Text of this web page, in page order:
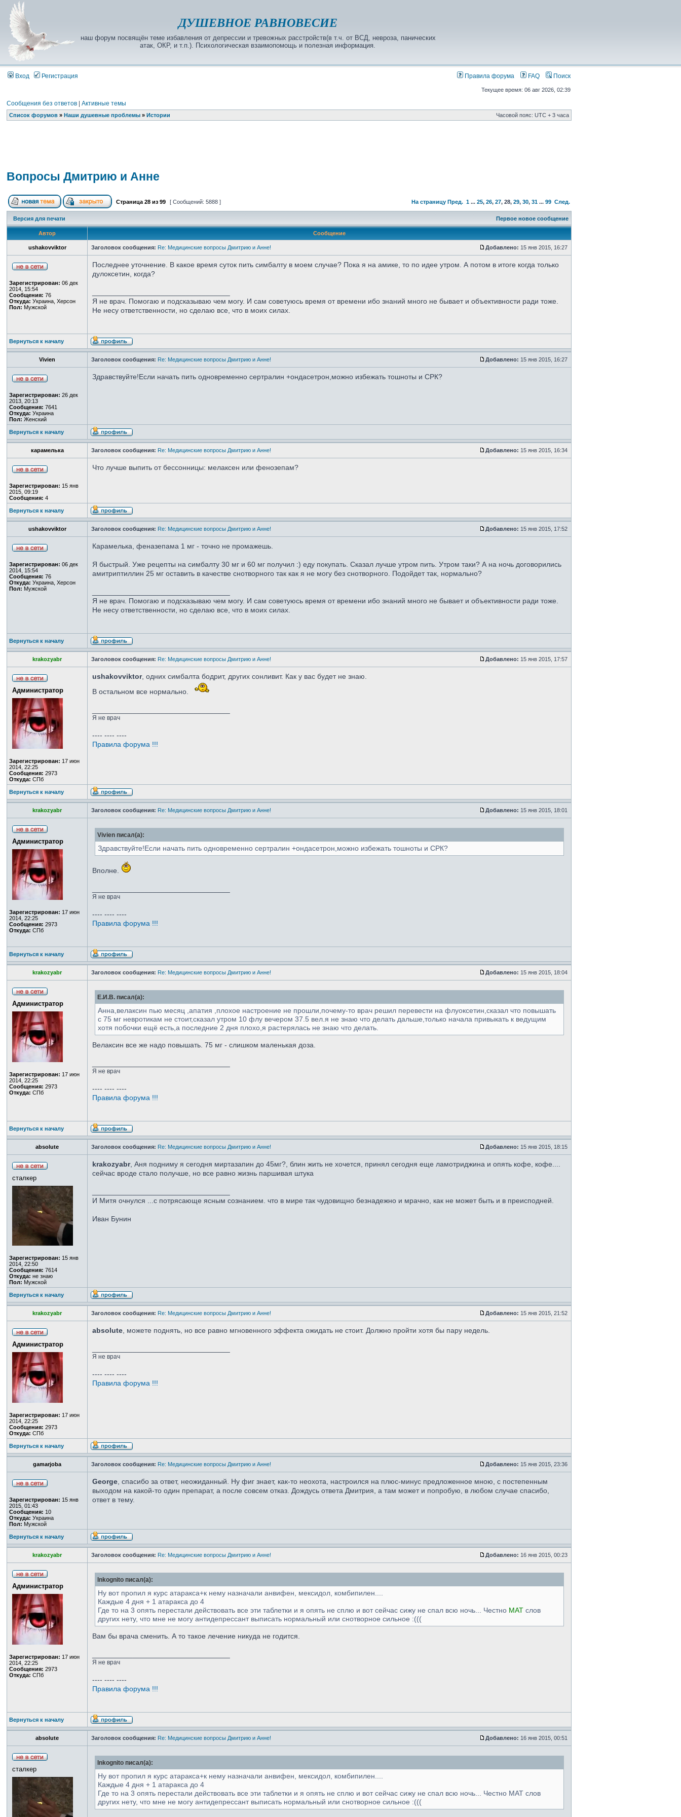
ДУШЕВНОЕ РАВНОВЕСИЕ
наш форум посвящён теме избавления от депрессии и тревожных расстройств(в т.ч. от ВСД, невроза, панических
атак, ОКР, и т.п.). Психологическая взаимопомощь и полезная информация.
Вход Регистрация Правила форума FAQ Поиск
Текущее время: 06 авг 2026, 02:39
Сообщения без ответов |Активные темы
Список форумов »Наши душевные проблемы »Истории Часовой пояс: UTC + 3 часа
Вопросы Дмитрию и Анне
Страница28 из99 [ Сообщений: 5888 ] На страницу Пред. 1 ...25,26,27,28,29,30,31 ...99 След.
Версия для печати Первое новое сообщение
Автор Сообщение
ushakovviktor Заголовок сообщения: Re: Медицинские вопросы Дмитрию и Анне! Добавлено: 15 янв 2015, 16:27
Зарегистрирован: 06 дек
2014, 15:54
Сообщения: 76
Откуда: Украина, Херсон
Пол: Мужской
Последнее уточнение. В какое время суток пить симбалту в моем случае? Пока я на амике, то по идее утром. А потом в итоге когда только
дулоксетин, когда?
Я не врач. Помогаю и подсказываю чем могу. И сам советуюсь время от времени ибо знаний много не бывает и объективности ради тоже.
Не несу ответственности, но сделаю все, что в моих силах.
Вернуться к началу
Vivien Заголовок сообщения: Re: Медицинские вопросы Дмитрию и Анне! Добавлено: 15 янв 2015, 16:27
Зарегистрирован: 26 дек
2013, 20:13
Сообщения: 7641
Откуда: Украина
Пол: Женский
Здравствуйте!Если начать пить одновременно сертралин +ондасетрон,можно избежать тошноты и СРК?
Вернуться к началу
карамелька Заголовок сообщения: Re: Медицинские вопросы Дмитрию и Анне! Добавлено: 15 янв 2015, 16:34
Зарегистрирован: 15 янв
2015, 09:19
Сообщения: 4
Что лучше выпить от бессонницы: мелаксен или фенозепам?
Вернуться к началу
ushakovviktor Заголовок сообщения: Re: Медицинские вопросы Дмитрию и Анне! Добавлено: 15 янв 2015, 17:52
Зарегистрирован: 06 дек
2014, 15:54
Сообщения: 76
Откуда: Украина, Херсон
Пол: Мужской
Карамелька, феназепама 1 мг - точно не промажешь.
Я быстрый. Уже рецепты на симбалту 30 мг и 60 мг получил :) еду покупать. Сказал лучше утром пить. Утром таки? А на ночь договорились
амитриптиллин 25 мг оставить в качестве снотворного так как я не могу без снотворного. Подойдет так, нормально?
Я не врач. Помогаю и подсказываю чем могу. И сам советуюсь время от времени ибо знаний много не бывает и объективности ради тоже.
Не несу ответственности, но сделаю все, что в моих силах.
Вернуться к началу
krakozyabr Заголовок сообщения: Re: Медицинские вопросы Дмитрию и Анне! Добавлено: 15 янв 2015, 17:57
Администратор
Зарегистрирован: 17 июн
2014, 22:25
Сообщения: 2973
Откуда: СПб
ushakovviktor, одних симбалта бодрит, других сонливит. Как у вас будет не знаю.
В остальном все нормально.
Я не врач
---- ---- ----
Правила форума !!!
Вернуться к началу
krakozyabr Заголовок сообщения: Re: Медицинские вопросы Дмитрию и Анне! Добавлено: 15 янв 2015, 18:01
Администратор
Зарегистрирован: 17 июн
2014, 22:25
Сообщения: 2973
Откуда: СПб
Vivien писал(а):
Здравствуйте!Если начать пить одновременно сертралин +ондасетрон,можно избежать тошноты и СРК?
Вполне.
Я не врач
---- ---- ----
Правила форума !!!
Вернуться к началу
krakozyabr Заголовок сообщения: Re: Медицинские вопросы Дмитрию и Анне! Добавлено: 15 янв 2015, 18:04
Администратор
Зарегистрирован: 17 июн
2014, 22:25
Сообщения: 2973
Откуда: СПб
Е.И.В. писал(а):
Анна,велаксин пью месяц ,апатия ,плохое настроение не прошли,почему-то врач решил перевести на флуоксетин,сказал что повышать
с 75 мг невротикам не стоит,сказал утром 10 флу вечером 37.5 вел.я не знаю что делать дальше,только начала привыкать к ведущим
хотя побочки ещё есть,а последние 2 дня плохо,я растерялась не знаю что делать.
Велаксин все же надо повышать. 75 мг - слишком маленькая доза.
Я не врач
---- ---- ----
Правила форума !!!
Вернуться к началу
absolute Заголовок сообщения: Re: Медицинские вопросы Дмитрию и Анне! Добавлено: 15 янв 2015, 18:15
сталкер
Зарегистрирован: 15 янв
2014, 22:50
Сообщения: 7614
Откуда: не знаю
Пол: Мужской
krakozyabr, Аня подниму я сегодня миртазапин до 45мг?, блин жить не хочется, принял сегодня еще ламотриджина и опять кофе, кофе....
сейчас вроде стало получше, но все равно жизнь паршивая штука
И Митя очнулся ...с потрясающе ясным сознанием. что в мире так чудовищно безнадежно и мрачно, как не может быть и в преисподней.
Иван Бунин
Вернуться к началу
krakozyabr Заголовок сообщения: Re: Медицинские вопросы Дмитрию и Анне! Добавлено: 15 янв 2015, 21:52
Администратор
Зарегистрирован: 17 июн
2014, 22:25
Сообщения: 2973
Откуда: СПб
absolute , можете поднять, но все равно мгновенного эффекта ожидать не стоит. Должно пройти хотя бы пару недель.
Я не врач
---- ---- ----
Правила форума !!!
Вернуться к началу
gamarjoba Заголовок сообщения: Re: Медицинские вопросы Дмитрию и Анне! Добавлено: 15 янв 2015, 23:36
Зарегистрирован: 15 янв
2015, 01:43
Сообщения: 10
Откуда: Украина
Пол: Мужской
George , спасибо за ответ, неожиданный. Ну фиг знает, как-то неохота, настроился на плюс-минус предложенное мною, с постепенным
выходом на какой-то один препарат, а после совсем отказ. Дождусь ответа Дмитрия, а там может и попробую, в любом случае спасибо,
ответ в тему.
Вернуться к началу
krakozyabr Заголовок сообщения: Re: Медицинские вопросы Дмитрию и Анне! Добавлено: 16 янв 2015, 00:23
Администратор
Зарегистрирован: 17 июн
2014, 22:25
Сообщения: 2973
Откуда: СПб
Inkognito писал(а):
Ну вот пропил я курс атаракса+к нему назначали анвифен, мексидол, комбипилен....
Каждые 4 дня + 1 атаракса до 4
Где то на 3 опять перестали действовать все эти таблетки и я опять не сплю и вот сейчас сижу не спал всю ночь... Честно МАТ слов
других нету, что мне не могу антидепрессант выписать нормальный или снотворное сильное :(((
Вам бы врача сменить. А то такое лечение никуда не годится.
Я не врач
---- ---- ----
Правила форума !!!
Вернуться к началу
absolute Заголовок сообщения: Re: Медицинские вопросы Дмитрию и Анне! Добавлено: 16 янв 2015, 00:51
сталкер
Inkognito писал(а):
Ну вот пропил я курс атаракса+к нему назначали анвифен, мексидол, комбипилен....
Каждые 4 дня + 1 атаракса до 4
Где то на 3 опять перестали действовать все эти таблетки и я опять не сплю и вот сейчас сижу не спал всю ночь... Честно МАТ слов
других нету, что мне не могу антидепрессант выписать нормальный или снотворное сильное :(((